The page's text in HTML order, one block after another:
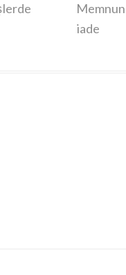
Memnun
iade